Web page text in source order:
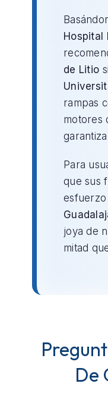
Hospital
de Litio
rampas
motores
Para
que sus
esfuerzo
joya de
mitad
De